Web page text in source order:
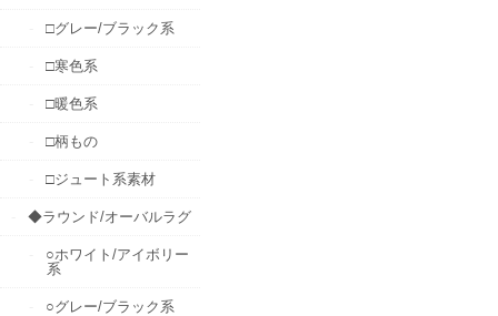
□グレー/ブラック系
□寒色系
□暖色系
□柄もの
□ジュート系素材
◆ラウンド/オーバルラグ
○ホワイト/アイボリー
系
○グレー/ブラック系